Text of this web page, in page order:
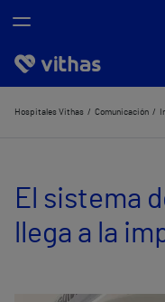
Nosotros
Servicios de salud
Equipo médico y
Hospitales Vithas Comunicación
El sistema
llega a la